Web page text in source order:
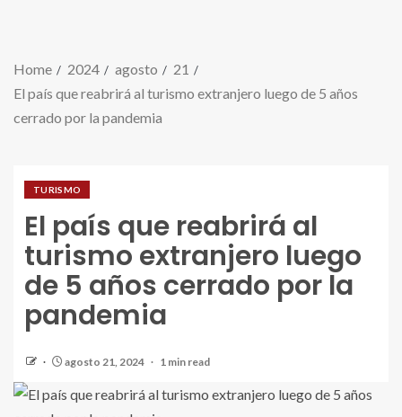
Home 2024 agosto
21
El país que reabrirá al turismo extranjero luego de 5 años
cerrado por la pandemia
TURISMO
El país que reabrirá al
turismo extranjero luego
de 5 años cerrado por la
pandemia
agosto 21, 2024 1 min read